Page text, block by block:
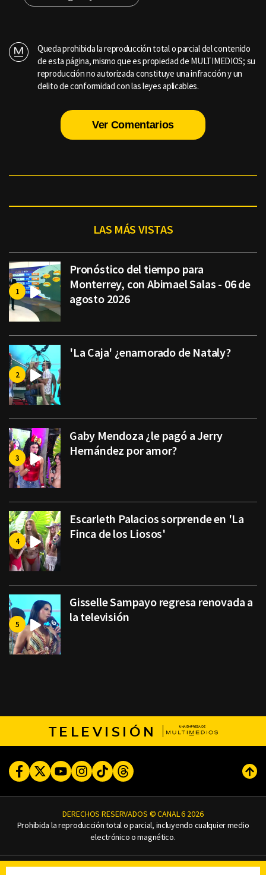
Queda prohibida la reproducción total o parcial del contenido
de esta página, mismo que es propiedad de MULTIMEDIOS; su
reproducción no autorizada constituye una infracción y un
delito de conformidad con las leyes aplicables.
Ver Comentarios
LAS MÁS VISTAS
Pronóstico del tiempo para
Monterrey, con Abimael Salas - 06 de
agosto 2026
'La Caja' ¿enamorado de Nataly?
Gaby Mendoza ¿le pagó a Jerry
Hernández por amor?
Escarleth Palacios sorprende en 'La
Finca de los Liosos'
Gisselle Sampayo regresa renovada a
la televisión
TELEVISIÓN
FacebookTwitterYoutubeInstagram
TikTokThreads
DERECHOS RESERVADOS © CANAL 6 2026
Prohibida la reproducción total o parcial, incluyendo cualquier medio
electrónico o magnético.